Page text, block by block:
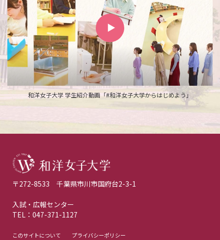
和洋女子大学 学生紹介動画「#和洋女子大学からはじめよう」
〒272-8533 千葉県市川市国府台2-3-1
入試・広報センター
TEL：047-371-1127
このサイトについて プライバシーポリシー